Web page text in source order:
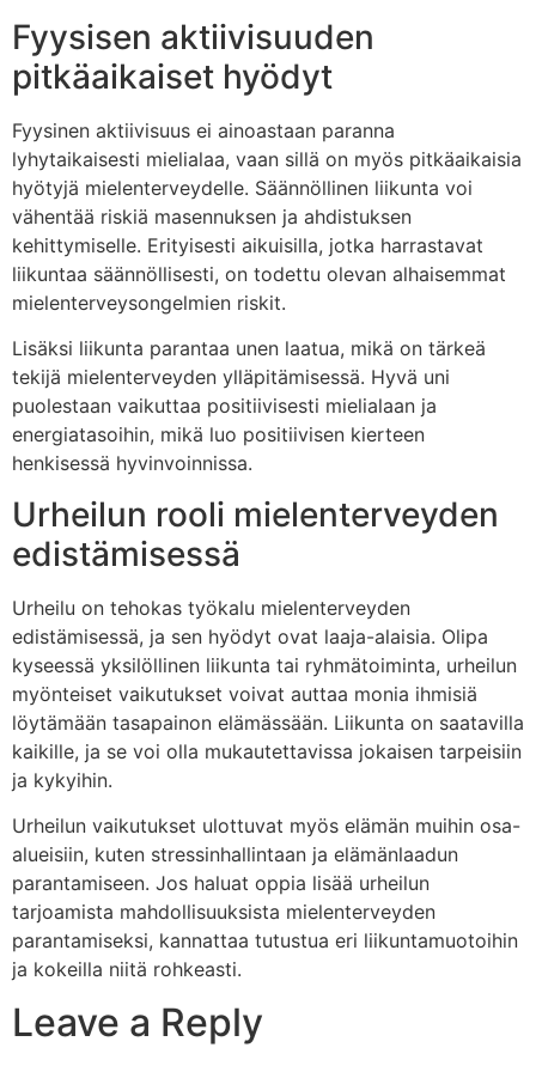
Fyysisen aktiivisuuden
pitkäaikaiset hyödyt
Fyysinen aktiivisuus ei ainoastaan paranna
lyhytaikaisesti mielialaa, vaan sillä on myös pitkäaikaisia
hyötyjä mielenterveydelle. Säännöllinen liikunta voi
vähentää riskiä masennuksen ja ahdistuksen
kehittymiselle. Erityisesti aikuisilla, jotka harrastavat
liikuntaa säännöllisesti, on todettu olevan alhaisemmat
mielenterveysongelmien riskit.
Lisäksi liikunta parantaa unen laatua, mikä on tärkeä
tekijä mielenterveyden ylläpitämisessä. Hyvä uni
puolestaan vaikuttaa positiivisesti mielialaan ja
energiatasoihin, mikä luo positiivisen kierteen
henkisessä hyvinvoinnissa.
Urheilun rooli mielenterveyden
edistämisessä
Urheilu on tehokas työkalu mielenterveyden
edistämisessä, ja sen hyödyt ovat laaja-alaisia. Olipa
kyseessä yksilöllinen liikunta tai ryhmätoiminta, urheilun
myönteiset vaikutukset voivat auttaa monia ihmisiä
löytämään tasapainon elämässään. Liikunta on saatavilla
kaikille, ja se voi olla mukautettavissa jokaisen tarpeisiin
ja kykyihin.
Urheilun vaikutukset ulottuvat myös elämän muihin osa-
alueisiin, kuten stressinhallintaan ja elämänlaadun
parantamiseen. Jos haluat oppia lisää urheilun
tarjoamista mahdollisuuksista mielenterveyden
parantamiseksi, kannattaa tutustua eri liikuntamuotoihin
ja kokeilla niitä rohkeasti.
Leave a Reply